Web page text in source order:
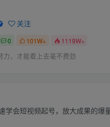
关注
0 101W+ 1119W+
力，才能看上去毫不费劲
学会短视频起号，放大成果的爆